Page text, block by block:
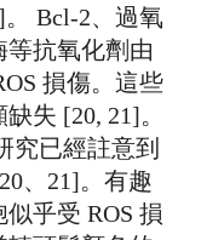
。 Bcl-2、過氧
抗氧化劑由
損傷。這些
失 [20, 21]。
究已經註意到
、21]。有趣
乎受 ROS 損